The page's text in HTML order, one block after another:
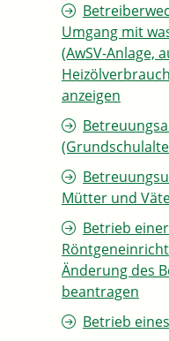
Umgang mit
(AwSV-Anlage,
anzeigen
Mütter und
Betrieb
Änderung des
beantragen
Betrieb